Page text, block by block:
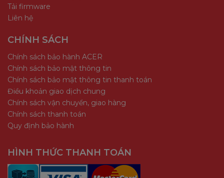
Tải firmware
Liên hệ
CHÍNH SÁCH
Chính sách bảo hành ACER
Chính sách bảo mật thông tin
Chính sách bảo mật thông tin thanh toán
Điều khoản giao dịch chung
Chính sách vận chuyển, giao hàng
Chính sách thanh toán
Quy định bảo hành
HÌNH THỨC THANH TOÁN